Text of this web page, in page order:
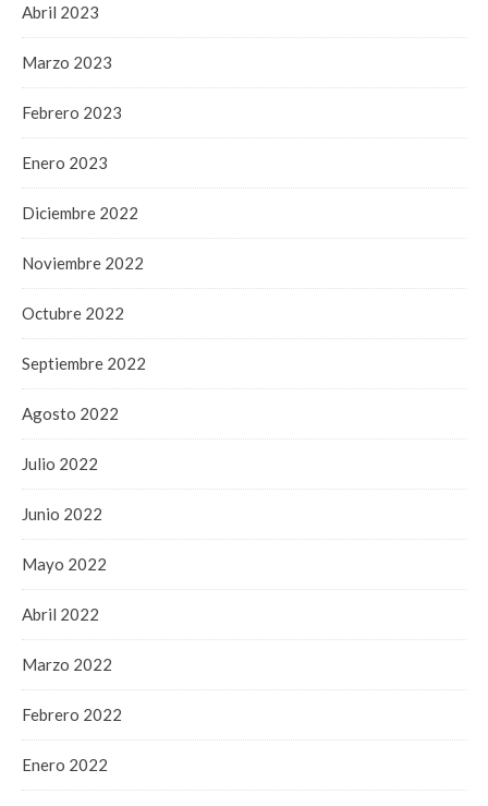
Abril 2023
Marzo 2023
Febrero 2023
Enero 2023
Diciembre 2022
Noviembre 2022
Octubre 2022
Septiembre 2022
Agosto 2022
Julio 2022
Junio 2022
Mayo 2022
Abril 2022
Marzo 2022
Febrero 2022
Enero 2022